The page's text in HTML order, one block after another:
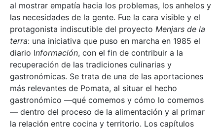
al mostrar empatía hacia los problemas, los anhelos y
las necesidades de la gente. Fue la cara visible y el
protagonista indiscutible del proyecto Menjars de la
terra: una iniciativa que puso en marcha en 1985 el
diario Información, con el fin de contribuir a la
recuperación de las tradiciones culinarias y
gastronómicas. Se trata de una de las aportaciones
más relevantes de Pomata, al situar el hecho
gastronómico —qué comemos y cómo lo comemos
— dentro del proceso de la alimentación y al primar
la relación entre cocina y territorio. Los capítulos